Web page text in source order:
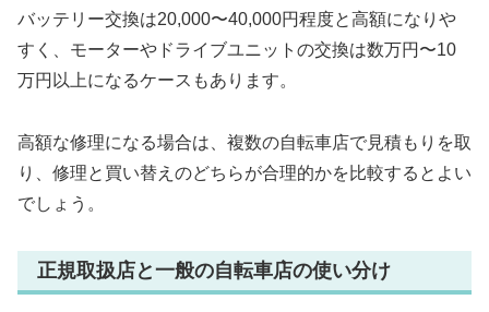
バッテリー交換は20,000〜40,000円程度と高額になりや
すく、モーターやドライブユニットの交換は数万円〜10
万円以上になるケースもあります。
高額な修理になる場合は、複数の自転車店で見積もりを取
り、修理と買い替えのどちらが合理的かを比較するとよい
でしょう。
正規取扱店と一般の自転車店の使い分け